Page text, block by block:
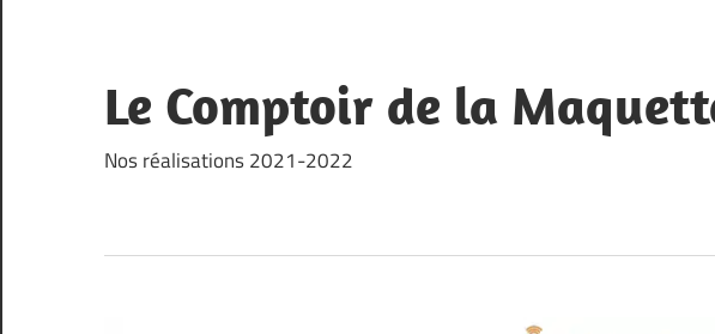
content
Le Comptoir de la
Nos réalisations 2021-2022